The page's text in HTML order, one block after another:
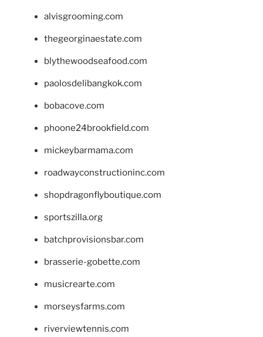
alvisgrooming.com
thegeorginaestate.com
blythewoodseafood.com
paolosdelibangkok.com
bobacove.com
phoone24brookfield.com
mickeybarmama.com
roadwayconstructioninc.com
shopdragonflyboutique.com
sportszilla.org
batchprovisionsbar.com
brasserie-gobette.com
musicrearte.com
morseysfarms.com
riverviewtennis.com